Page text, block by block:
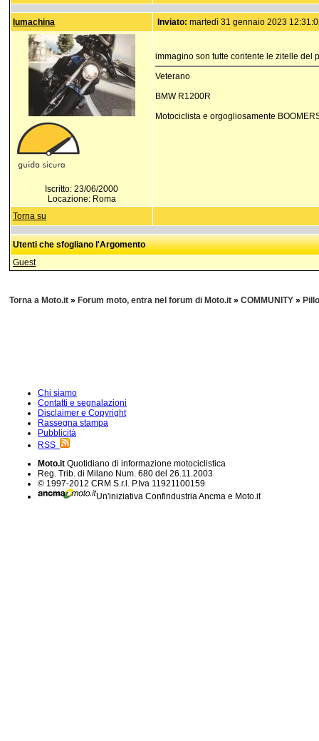
lumachina Inviato: martedì 31 gennaio 2023
Iscritto: 23/06/2000
Locazione: Roma
immagino son tutte contente le zitelle del
Veterano
BMW R1200R
Motociclista e orgogliosamente
Torna su
Utenti che sfogliano l'Argomento
Guest
Torna a Moto.it » Forum moto, entra nel forum di Moto.it » COMMUNITY »
Chi siamo
Contatti e segnalazioni
Disclaimer e Copyright
Rassegna stampa
Pubblicità
RSS
Moto.it Quotidiano di informazione motociclistica
Reg. Trib. di Milano Num. 680 del 26.11.2003
© 1997-2012 CRM S.r.l. P.Iva 11921100159
Un'iniziativa Confindustria Ancma e Moto.it